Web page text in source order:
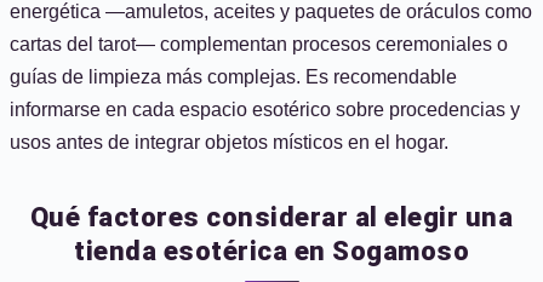
energética —amuletos, aceites y paquetes de oráculos como
cartas del tarot— complementan procesos ceremoniales o
guías de limpieza más complejas. Es recomendable
informarse en cada espacio esotérico sobre procedencias y
usos antes de integrar objetos místicos en el hogar.
Qué factores considerar al elegir una
tienda esotérica en Sogamoso